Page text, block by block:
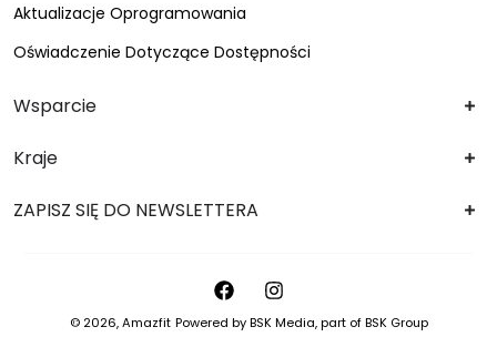
Aktualizacje Oprogramowania
Oświadczenie Dotyczące Dostępności
Wsparcie
Kraje
ZAPISZ SIĘ DO NEWSLETTERA
© 2026,Amazfit Powered byBSK Media, part ofBSK Group